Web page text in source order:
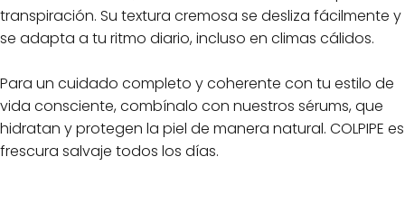
transpiración. Su textura cremosa se desliza fácilmente y
se adapta a tu ritmo diario, incluso en climas cálidos.
Para un cuidado completo y coherente con tu estilo de
vida consciente, combínalo con nuestros sérums, que
hidratan y protegen la piel de manera natural. COLPIPE es
frescura salvaje todos los días.